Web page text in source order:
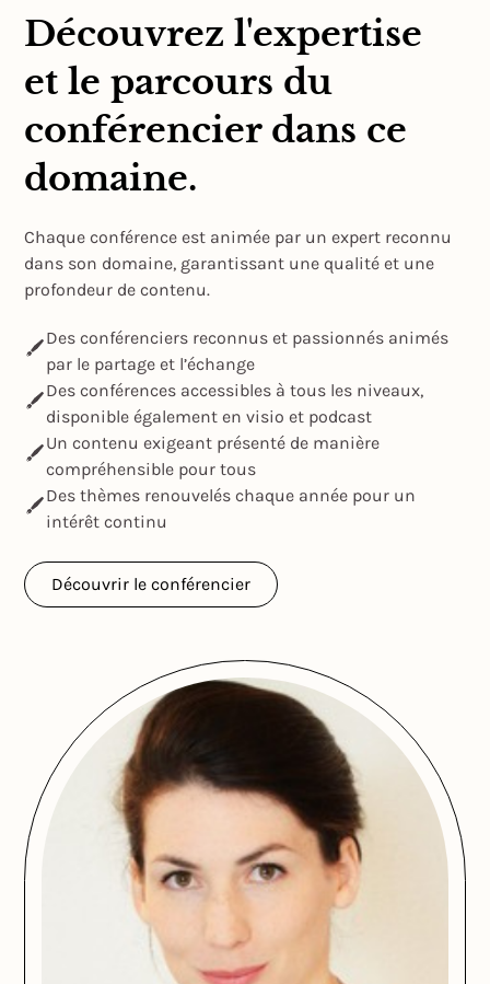
Découvrez l'expertise
et le parcours du
conférencier dans ce
domaine.
Chaque conférence est animée par un expert reconnu
dans son domaine, garantissant une qualité et une
profondeur de contenu.
Des conférenciers reconnus et passionnés animés
par le partage et l’échange
Des conférences accessibles à tous les niveaux,
disponible également en visio et podcast
Un contenu exigeant présenté de manière
compréhensible pour tous
Des thèmes renouvelés chaque année pour un
intérêt continu
Découvrir le conférencier